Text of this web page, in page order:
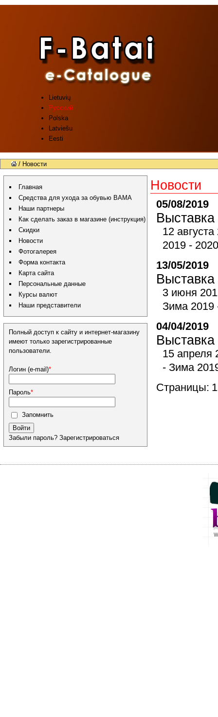
Lietuvių
Русский
Polska
Latviešu
Eesti
/ Новости
Новости
05/08/2019
12
2019 -
13/05/2019
3 июня
Зима 2019
04/04/2019
15 апреля
- Зима
Страницы: 1
Главная
Средства для ухода за обувью BAMA
Наши партнеры
Как сделать заказ в магазине (инструкция)
Скидки
Новости
Фотогалерея
Форма контакта
Карта сайта
Персональные данные
Курсы валют
Наши представители
Полный доступ к сайту и интернет-магазину
имеют только зарегистрированные
пользователи.
Логин (e-mail)*
Пароль*
Запомнить
Войти
Забыли пароль? Зарегистрироваться